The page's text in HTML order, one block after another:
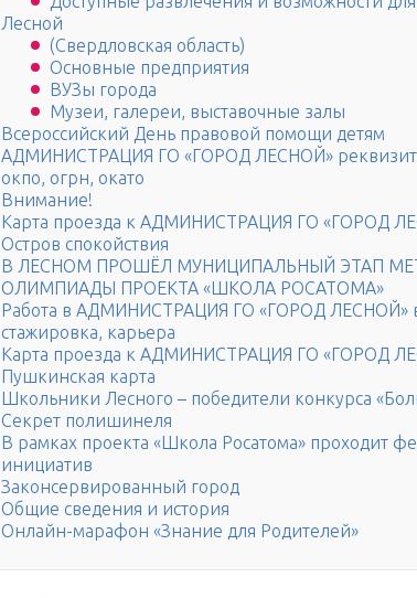
Лесной
(Свердловская область)
Основные предприятия
ВУЗы города
Музеи, галереи, выставочные залы
Всероссийский День правовой помощи детям
АДМИНИСТРАЦИЯ ГО «ГОРОД ЛЕСНОЙ»
окпо, огрн, окато
Внимание!
Карта проезда к АДМИНИСТРАЦИЯ ГО «ГОРОД
Остров спокойствия
В ЛЕСНОМ ПРОШЁЛ МУНИЦИПАЛЬНЫЙ ЭТАП
ОЛИМПИАДЫ ПРОЕКТА «ШКОЛА РОСАТОМА»
Работа в АДМИНИСТРАЦИЯ ГО «ГОРОД ЛЕСНОЙ»
стажировка, карьера
Карта проезда к АДМИНИСТРАЦИЯ ГО «ГОРОД
Пушкинская карта
Школьники Лесного – победители конкурса
Секрет полишинеля
В рамках проекта «Школа Росатома» проходит
инициатив
Законсервированный город
Общие сведения и история
Онлайн-марафон «Знание для Родителей»